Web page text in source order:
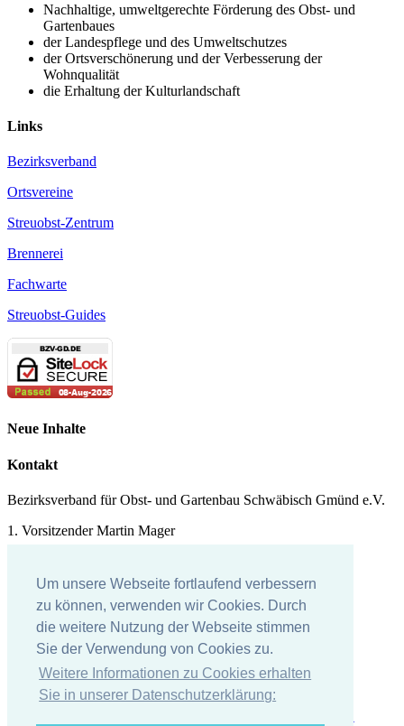
Um unsere Webseite fortlaufend verbessern
zu können, verwenden wir Cookies. Durch
die weitere Nutzung der Webseite stimmen
Sie der Verwendung von Cookies zu.
Weitere Informationen zu Cookies erhalten
Sie in unserer Datenschutzerklärung:
Nachhaltige, umweltgerechte Förderung des Obst- und
Gartenbaues
der Landespflege und des Umweltschutzes
der Ortsverschönerung und der Verbesserung der
Wohnqualität
die Erhaltung der Kulturlandschaft
Links
Bezirksverband
Ortsvereine
Streuobst-Zentrum
Brennerei
Fachwarte
Streuobst-Guides
Neue Inhalte
Kontakt
Bezirksverband für Obst- und Gartenbau Schwäbisch Gmünd e.V.
1. Vorsitzender Martin Mager
E-Mail:martin.mager@t-online.de
Impressum
Datenschutzerklärung